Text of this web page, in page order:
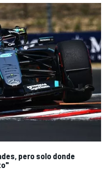
pero solo donde